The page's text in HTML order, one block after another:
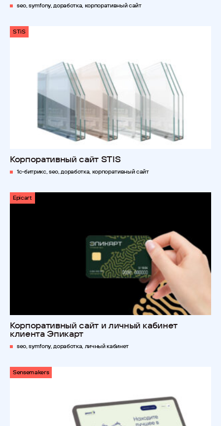
seo, symfony, доработка, корпоративный сайт
STiS
Корпоративный сайт STIS
1с-битрикс, seo, доработка, корпоративный сайт
Epicart
Корпоративный сайт и личный кабинет
клиента Эпикарт
seo, symfony, доработка, личный кабинет
Sensemakers